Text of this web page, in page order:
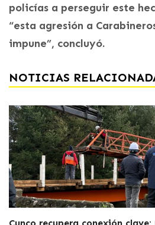
policías a perseguir este
“esta agresión a
impune”, concluyó.
NOTICIAS
Cunco recupera conexión